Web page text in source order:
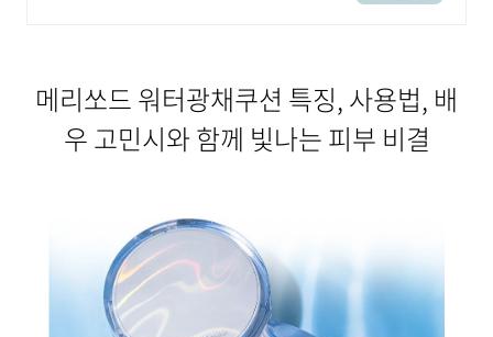
메리쏘드 워터광채쿠션 특징, 사용법, 배
우 고민시와 함께 빛나는 피부 비결